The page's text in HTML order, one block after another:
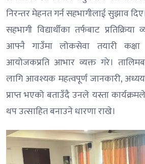
निरन्तर मेहनत गर्न सहभागीलाई सुझाव
सहभागी विद्यार्थीका तर्फबाट
आफ्नै गाउँमा लोकसेवा तयारी कक्षा
आयोजकप्रति आभार व्यक्त गरे।
लागि आवश्यक महत्वपूर्ण जानकारी,
प्राप्त भएको बताउँदै उनले यस्ता कार्यक्रमले
थप उत्साहित बनाउने धारणा राखे।